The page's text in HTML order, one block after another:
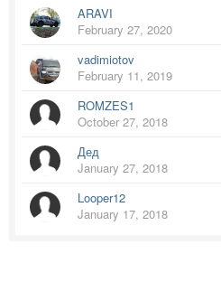
ARAVI
February 27, 2020
vadimiotov
February 11, 2019
ROMZES1
October 27, 2018
Дед
January 27, 2018
Looper12
January 17, 2018